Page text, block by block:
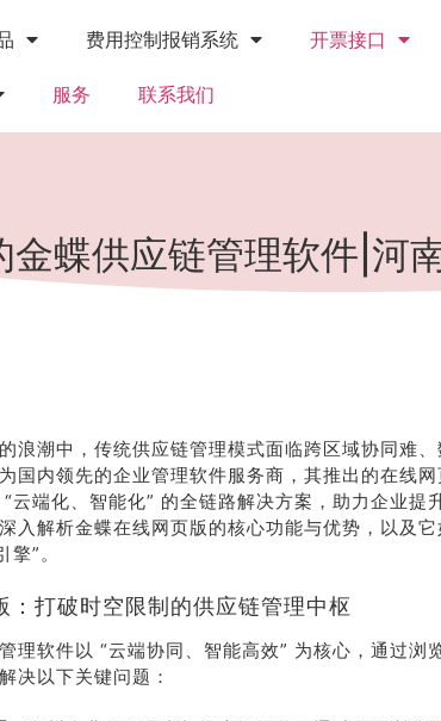
费用控制报销系统 开票接口
服务 联系我们
蝶供应链管理软件|河
浪潮中，传统供应链管理模式面临跨区域协同难
国内领先的企业管理软件服务商，其推出的在线
云端化、智能化” 的全链路解决方案，助力企业提
入解析金蝶在线网页版的核心功能与优势，以及
”。
：打破时空限制的供应链管理中枢
理软件以 “云端协同、智能高效” 为核心，通过浏
决以下关键问题：